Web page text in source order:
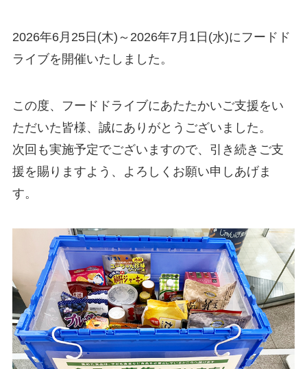
2026年6月25日(木)～2026年7月1日(水)にフードド
ライブを開催いたしました。
この度、フードドライブにあたたかいご支援をい
ただいた皆様、誠にありがとうございました。
次回も実施予定でございますので、引き続きご支
援を賜りますよう、よろしくお願い申しあげま
す。